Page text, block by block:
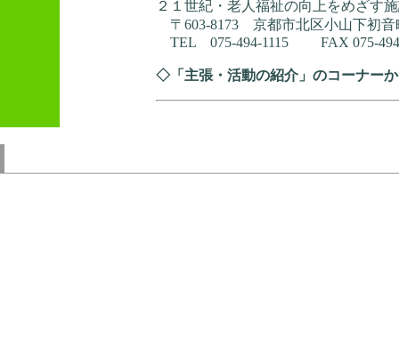
２１世紀・老人福祉の向上をめざす
〒603‐8173 京都市北区小山下初
TEL 075‐494‐1115 FAX
◇「主張・活動の紹介」のコーナー